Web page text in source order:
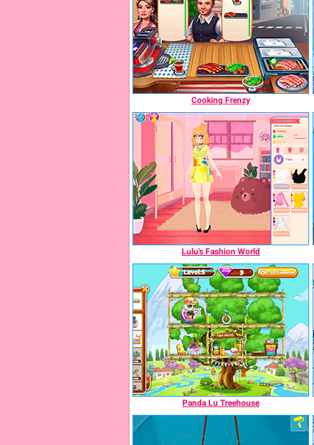
Cooking Frenzy
Lulu's Fashion World
Panda Lu Treehouse